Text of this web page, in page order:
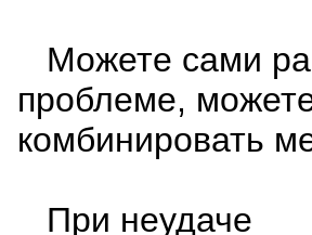
Можете сами
проблеме,
комбинировать
При неудаче